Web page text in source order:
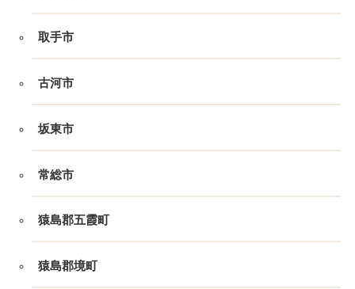
取手市
古河市
坂東市
常総市
猿島郡五霞町
猿島郡境町